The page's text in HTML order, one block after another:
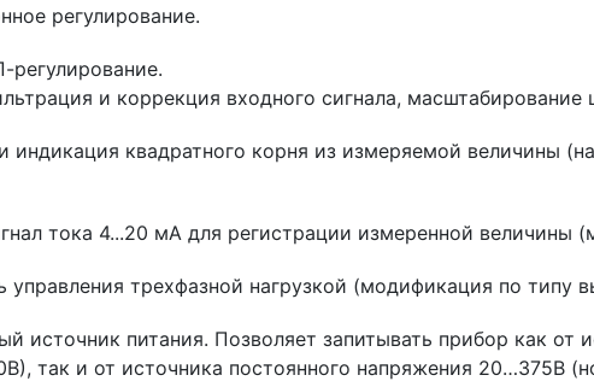
регулирование.
регулирование.
и коррекция входного сигнала, масштабирование
индикация квадратного корня из измеряемой величины
тока 4...20 мА для регистрации измеренной величины
управления трехфазной нагрузкой (модификация по типу
источник питания. Позволяет запитывать прибор как
так и от источника постоянного напряжения 20…375В